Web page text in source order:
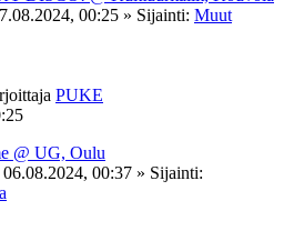
00:25 » Sijainti: Muut
PUKE
@ UG, Oulu
06.08.2024, 00:37 » Sijainti: